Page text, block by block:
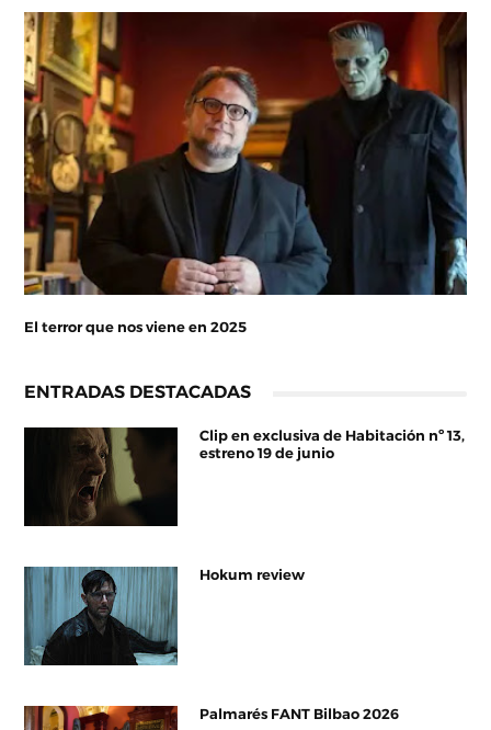
El terror que nos viene en 2025
ENTRADAS DESTACADAS
Clip en exclusiva de Habitación nº 13,
estreno 19 de junio
Hokum review
Palmarés FANT Bilbao 2026